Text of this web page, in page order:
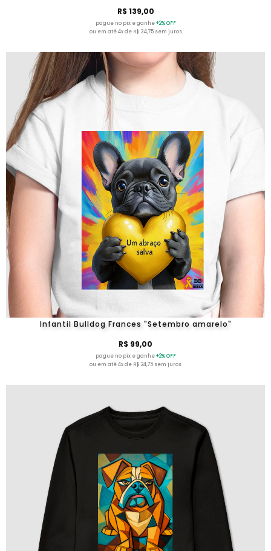
R$ 139,00
pague no pix e ganhe+2% OFF
ou em até 4x de R$ 34,75 sem juros
Infantil Bulldog Frances "Setembro amarelo"
R$ 99,00
pague no pix e ganhe+2% OFF
ou em até 4x de R$ 24,75 sem juros